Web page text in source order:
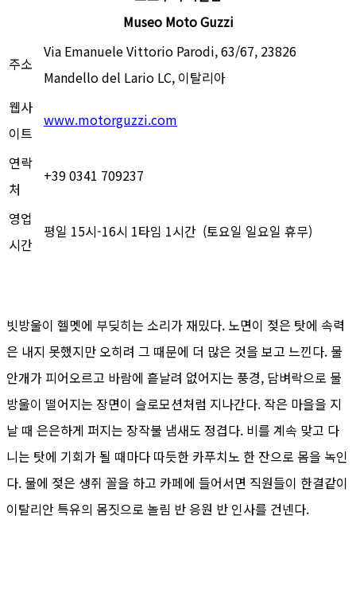
Museo Moto Guzzi
주소
Via Emanuele Vittorio Parodi, 63/67, 23826
Mandello del Lario LC, 이탈리아
웹사
이트
www.motorguzzi.com
연락
처
+39 0341 709237
영업
시간
평일 15시-16시 1타임 1시간 (토요일 일요일 휴무)
빗방울이 헬멧에 부딪히는 소리가 재밌다. 노면이 젖은 탓에 속력
은 내지 못했지만 오히려 그 때문에 더 많은 것을 보고 느낀다. 물
안개가 피어오르고 바람에 흩날려 없어지는 풍경, 담벼락으로 물
방울이 떨어지는 장면이 슬로모션처럼 지나간다. 작은 마을을 지
날 때 은은하게 퍼지는 장작불 냄새도 정겹다. 비를 계속 맞고 다
니는 탓에 기회가 될 때마다 따듯한 카푸치노 한 잔으로 몸을 녹인
다. 물에 젖은 생쥐 꼴을 하고 카페에 들어서면 직원들이 한결같이
이탈리안 특유의 몸짓으로 놀림 반 응원 반 인사를 건넨다.